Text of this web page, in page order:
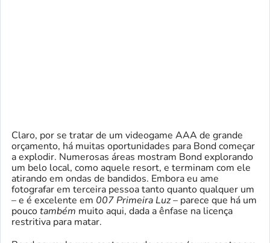
Claro, por se tratar de um videogame AAA de grande
orçamento, há muitas oportunidades para Bond começar
a explodir. Numerosas áreas mostram Bond explorando
um belo local, como aquele resort, e terminam com ele
atirando em ondas de bandidos. Embora eu ame
fotografar em terceira pessoa tanto quanto qualquer um
– e é excelente em 007 Primeira Luz– parece que há um
poucotambém muito aqui, dada a ênfase na licença
restritiva para matar.